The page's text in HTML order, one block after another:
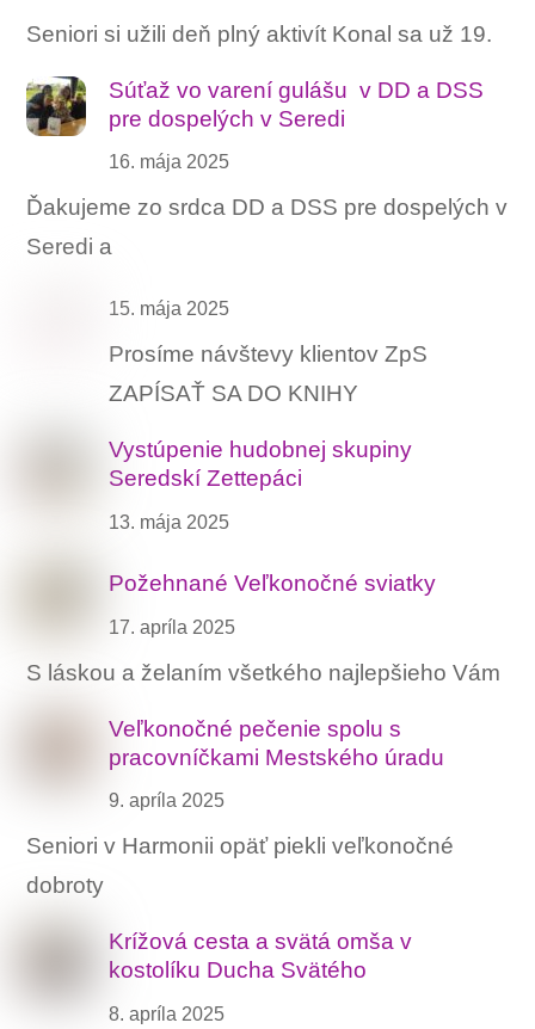
Seniori si užili deň plný aktivít Konal sa už 19.
Súťaž vo varení gulášu ‍ v DD a DSS
pre dospelých v Seredi
16. mája 2025
Ďakujeme zo srdca DD a DSS pre dospelých v
Seredi a
15. mája 2025
Prosíme návštevy klientov ZpS
ZAPÍSAŤ SA DO KNIHY
Vystúpenie hudobnej skupiny
Seredskí Zettepáci
13. mája 2025
Požehnané Veľkonočné sviatky
17. apríla 2025
S láskou a želaním všetkého najlepšieho Vám
Veľkonočné pečenie spolu s
pracovníčkami Mestského úradu
9. apríla 2025
Seniori v Harmonii opäť piekli veľkonočné
dobroty
Krížová cesta a svätá omša v
kostolíku Ducha Svätého
8. apríla 2025